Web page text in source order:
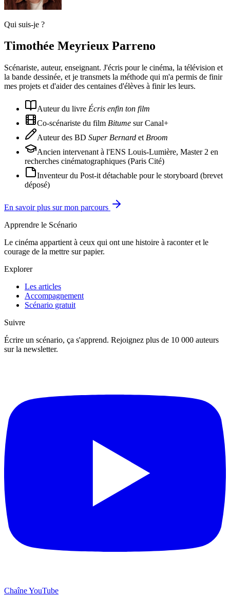
Qui suis-je ?
Timothée Meyrieux Parreno
Scénariste, auteur, enseignant. J'écris pour le cinéma, la télévision et
la bande dessinée, et je transmets la méthode qui m'a permis de finir
mes projets et d'aider des centaines d'élèves à finir les leurs.
Auteur du livre Écris enfin ton film
Co-scénariste du film Bitume sur Canal+
Auteur des BD Super Bernard et Broom
Ancien intervenant à l'ENS Louis-Lumière, Master 2 en
recherches cinématographiques (Paris Cité)
Inventeur du Post-it détachable pour le storyboard (brevet
déposé)
En savoir plus sur mon parcours
Apprendre le Scénario
Le cinéma appartient à ceux qui ont une histoire à raconter et le
courage de la mettre sur papier.
Explorer
Les articles
Accompagnement
Scénario gratuit
Suivre
Écrire un scénario, ça s'apprend. Rejoignez plus de 10 000 auteurs
sur la newsletter.
Chaîne YouTube